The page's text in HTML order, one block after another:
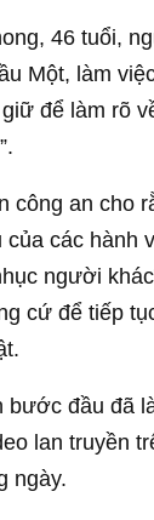
46 tuổi,
Một, làm
để làm rõ
công an cho
các hành
người
cứ để tiếp
bước đầu đã
lan truyền
ngày.